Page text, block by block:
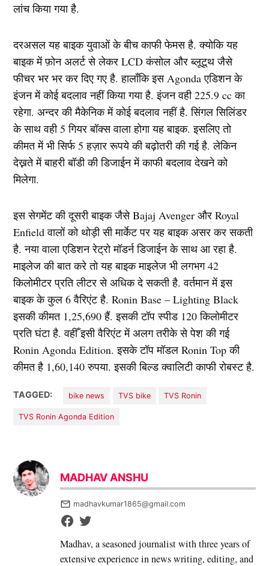
लांच किया गया है.
दरअसल यह बाइक युवाओं के बीच काफी फेमस है. क्योकि यह
बाइक में फ़ोन अलर्ट से लेकर LCD कंसोल और ब्लूटूथ जैसे
फीचर भर भर कर दिए गए है. हालाँकि इस Agonda एडिशन के
इंजन में कोई बदलाव नहीं किया गया है. इंजन वही 225.9 cc का
रहेगा. अन्दर की मैकेनिक में कोई बदलाव नहीं है. सिंगल सिलिंडर
के साथ वही 5 गियर बॉक्स वाला होगा यह बाइक. इसलिए तो
कीमत में भी सिर्फ 5 हज़ार रूपये की बढ़ोतरी की गई है. लेकिन
देख्नते में बाहरी बॉडी की डिजाईन में काफी बदलाव देखने को
मिलेगा.
इस सेगमेंट की दूसरी बाइक जैसे Bajaj Avenger और Royal
Enfield वालों को थोड़ी सी मार्केट पर यह बाइक असर कर सकती
है. नया वाला एडिशन रेट्रो मॉडर्न डिजाईन के साथ आ रहा है.
माइलेज की बात करे तो यह बाइक माइलेज भी लगभग 42
किलोमीटर प्रति लीटर से अधिक दे सकती है. वर्तमान में इस
बाइक के कुल 6 वैरिएंट है. Ronin Base – Lighting Black
इसकी कीमत 1,25,690 हैं. इसकी टॉप स्पीड 120 किलोमीटर
प्रति घंटा है. वहीँ इसी वैरिएंट में अलग तरीके से पेश की गई
Ronin Agonda Edition. इसके टॉप मॉडल Ronin Top की
कीमत है 1,60,140 रुपया. इसकी बिल्ड क्वालिटी काफी रोबस्ट है.
TAGGED: bike news TVS bike TVS Ronin
TVS Ronin Agonda Edition
MADHAV ANSHU
madhavkumar1865@gmail.com
Madhav, a seasoned journalist with three years of
extensive experience in news writing, editing, and